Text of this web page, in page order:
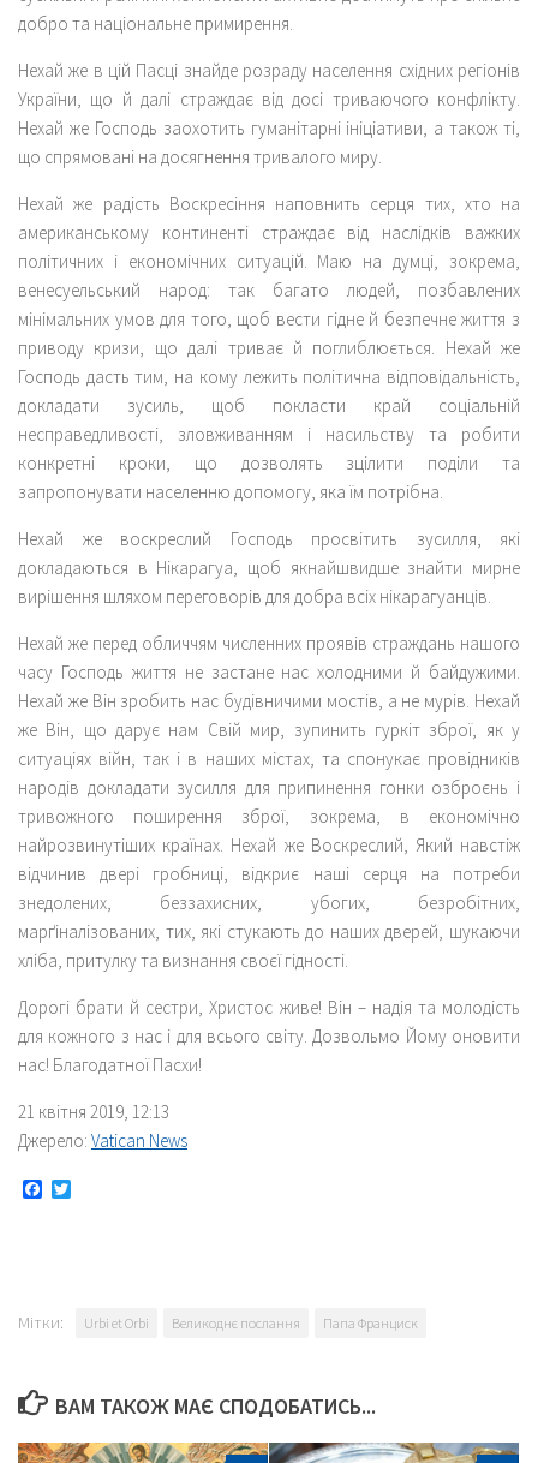
добро та національне примирення.
Нехай же в цій Пасці знайде розраду населення східних регіонів
України, що й далі страждає від досі триваючого конфлікту.
Нехай же Господь заохотить гуманітарні ініціативи, а також ті,
що спрямовані на досягнення тривалого миру.
Нехай же радість Воскресіння наповнить серця тих, хто на
американському континенті страждає від наслідків важких
політичних і економічних ситуацій. Маю на думці, зокрема,
венесуельський народ: так багато людей, позбавлених
мінімальних умов для того, щоб вести гідне й безпечне життя з
приводу кризи, що далі триває й поглиблюється. Нехай же
Господь дасть тим, на кому лежить політична відповідальність,
докладати зусиль, щоб покласти край соціальній
несправедливості, зловживанням і насильству та робити
конкретні кроки, що дозволять зцілити поділи та
запропонувати населенню допомогу, яка їм потрібна.
Нехай же воскреслий Господь просвітить зусилля, які
докладаються в Нікарагуа, щоб якнайшвидше знайти мирне
вирішення шляхом переговорів для добра всіх нікарагуанців.
Нехай же перед обличчям численних проявів страждань нашого
часу Господь життя не застане нас холодними й байдужими.
Нехай же Він зробить нас будівничими мостів, а не мурів. Нехай
же Він, що дарує нам Свій мир, зупинить гуркіт зброї, як у
ситуаціях війн, так і в наших містах, та спонукає провідників
народів докладати зусилля для припинення гонки озброєнь і
тривожного поширення зброї, зокрема, в економічно
найрозвинутіших країнах. Нехай же Воскреслий, Який навстіж
відчинив двері гробниці, відкриє наші серця на потреби
знедолених, беззахисних, убогих, безробітних,
марґіналізованих, тих, які стукають до наших дверей, шукаючи
хліба, притулку та визнання своєї гідності.
Дорогі брати й сестри, Христос живе! Він – надія та молодість
для кожного з нас і для всього світу. Дозвольмо Йому оновити
нас! Благодатної Пасхи!
21 квітня 2019, 12:13
Джерело: Vatican News
Facebook
Мітки: Urbi et Orbi Великоднє послання Папа Франциск
ВАМ ТАКОЖ МАЄ СПОДОБАТИСЬ...